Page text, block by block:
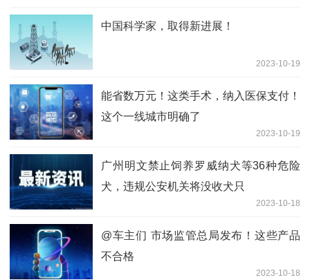
中国科学家，取得新进展！
2023-10-19
能省数万元！这类手术，纳入医保支付！
这个一线城市明确了
2023-10-19
广州明文禁止饲养罗威纳犬等36种危险
犬，违规公安机关将没收犬只
2023-10-18
@车主们 市场监管总局发布！这些产品
不合格
2023-10-18